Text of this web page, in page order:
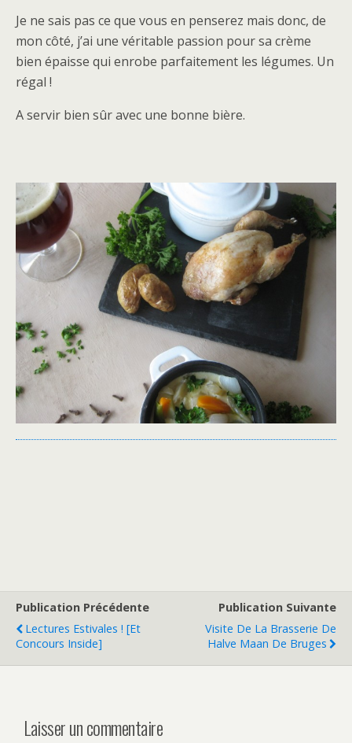
Je ne sais pas ce que vous en penserez mais donc, de
mon côté, j’ai une véritable passion pour sa crème
bien épaisse qui enrobe parfaitement les légumes. Un
régal !
A servir bien sûr avec une bonne bière.
Publication Précédente
Lectures Estivales ! [Et
Concours Inside]
Publication Suivante
Visite De La Brasserie De
Halve Maan De Bruges
Laisser un commentaire